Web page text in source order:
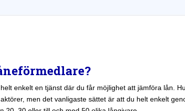
enkelt en tjänst där du får möjlighet att jämföra lån.
men det vanligaste sättet är att du helt enkelt